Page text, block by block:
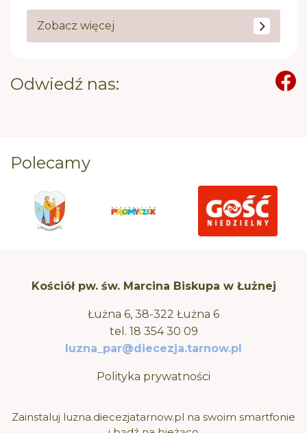
Zobacz więcej
Odwiedź nas:
Polecamy
Kościół pw. św. Marcina Biskupa w Łużnej
Łużna 6, 38-322 Łużna 6
tel. 18 354 30 09
luzna_par@diecezja.tarnow.pl
Polityka prywatności
Zainstaluj luzna.diecezjatarnow.pl na swoim smartfonie